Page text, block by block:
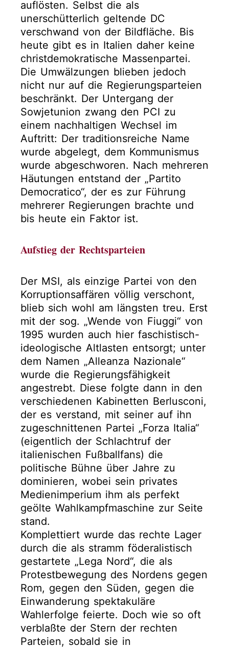
auflösten. Selbst die als
unerschütterlich geltende DC
verschwand von der Bildfläche. Bis
heute gibt es in Italien daher keine
christdemokratische Massenpartei.
Die Umwälzungen blieben jedoch
nicht nur auf die Regierungsparteien
beschränkt. Der Untergang der
Sowjetunion zwang den PCI zu
einem nachhaltigen Wechsel im
Auftritt: Der traditionsreiche Name
wurde abgelegt, dem Kommunismus
wurde abgeschworen. Nach mehreren
Häutungen entstand der „Partito
Democratico“, der es zur Führung
mehrerer Regierungen brachte und
bis heute ein Faktor ist.
Aufstieg der Rechtsparteien
Der MSI, als einzige Partei von den
Korruptionsaffären völlig verschont,
blieb sich wohl am längsten treu. Erst
mit der sog. „Wende von Fiuggi“ von
1995 wurden auch hier faschistisch-
ideologische Altlasten entsorgt; unter
dem Namen „Alleanza Nazionale“
wurde die Regierungsfähigkeit
angestrebt. Diese folgte dann in den
verschiedenen Kabinetten Berlusconi,
der es verstand, mit seiner auf ihn
zugeschnittenen Partei „Forza Italia“
(eigentlich der Schlachtruf der
italienischen Fußballfans) die
politische Bühne über Jahre zu
dominieren, wobei sein privates
Medienimperium ihm als perfekt
geölte Wahlkampfmaschine zur Seite
stand.
Komplettiert wurde das rechte Lager
durch die als stramm föderalistisch
gestartete „Lega Nord“, die als
Protestbewegung des Nordens gegen
Rom, gegen den Süden, gegen die
Einwanderung spektakuläre
Wahlerfolge feierte. Doch wie so oft
verblaßte der Stern der rechten
Parteien, sobald sie in